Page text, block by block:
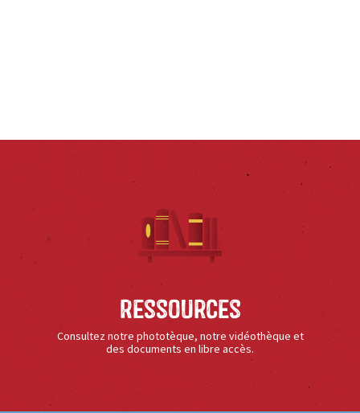
Ressources
Consultez notre phototèque, notre vidéothèque et
des documents en libre accès.